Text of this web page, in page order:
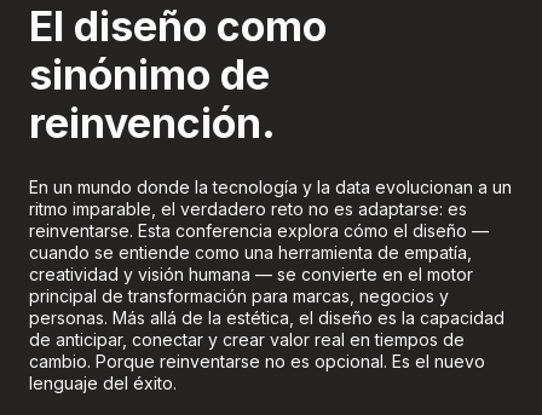
El diseño como
sinónimo de
reinvención.
En un mundo donde la tecnología y la data evolucionan a un
ritmo imparable, el verdadero reto no es adaptarse: es
reinventarse. Esta conferencia explora cómo el diseño —
cuando se entiende como una herramienta de empatía,
creatividad y visión humana — se convierte en el motor
principal de transformación para marcas, negocios y
personas. Más allá de la estética, el diseño es la capacidad
de anticipar, conectar y crear valor real en tiempos de
cambio. Porque reinventarse no es opcional. Es el nuevo
lenguaje del éxito.